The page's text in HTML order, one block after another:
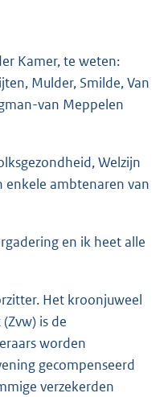
Kamer, te weten:
Mulder, Smilde, Van
van Meppelen
Welzijn
enkele ambtenaren van
en ik heet alle
Het kroonjuweel
is de
worden
gecompenseerd
verzekerden